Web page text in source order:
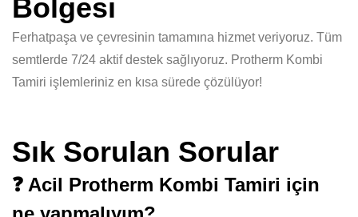
Bölgesi
Ferhatpaşa ve çevresinin tamamına hizmet veriyoruz. Tüm
semtlerde 7/24 aktif destek sağlıyoruz. Protherm Kombi
Tamiri işlemleriniz en kısa sürede çözülüyor!
Sık Sorulan Sorular
❓ Acil Protherm Kombi Tamiri için